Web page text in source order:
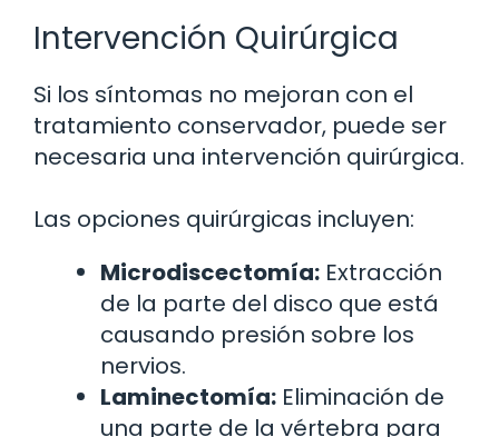
Intervención Quirúrgica
Si los síntomas no mejoran con el
tratamiento conservador, puede ser
necesaria una intervención quirúrgica.
Las opciones quirúrgicas incluyen:
Microdiscectomía: Extracción
de la parte del disco que está
causando presión sobre los
nervios.
Laminectomía: Eliminación de
una parte de la vértebra para